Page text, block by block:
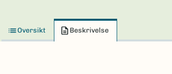
Oversikt Beskrivelse